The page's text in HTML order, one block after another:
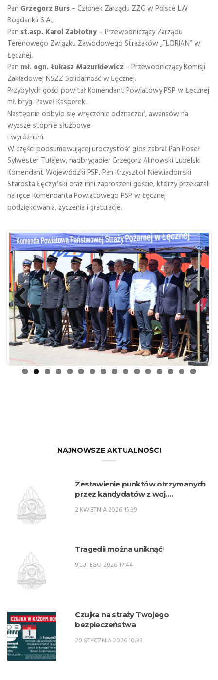
Pan Grzegorz Burs – Członek Zarządu ZZG w Polsce LW
Bogdanka S.A.,
Pan st.asp. Karol Zabłotny – Przewodniczący Zarządu
Terenowego Związku Zawodowego Strażaków „FLORIAN” w
Łęcznej,
Pan mł. ogn. Łukasz Mazurkiewicz – Przewodniczący Komisji
Zakładowej NSZZ Solidarność w Łęcznej.
Przybyłych gości powitał Komendant Powiatowy PSP w Łęcznej
mł. bryg. Paweł Kasperek.
Następnie odbyło się wręczenie odznaczeń, awansów na
wyższe stopnie służbowe
i wyróżnień.
W części podsumowującej uroczystość głos zabrał Pan Poseł
Sylwester Tułajew, nadbrygadier Grzegorz Alinowski Lubelski
Komendant Wojewódzki PSP, Pan Krzysztof Niewiadomski
Starosta Łęczyński oraz inni zaproszeni goście, którzy przekazali
na ręce Komendanta Powiatowego PSP w Łęcznej
podziękowania, życzenia i gratulacje.
Previ
ous
Next
NAJNOWSZE AKTUALNOŚCI
Zestawienie punktów otrzymanych
przez kandydatów z woj.
przeszkolenie zawodowe
r. – SPO
2 KWIETNIA 2026 15:39
Tragedii można uniknąć!
9 LUTEGO 2026 17:44
Czujka na straży Twojego
bezpieczeństwa
20 STYCZNIA 2026 10:39